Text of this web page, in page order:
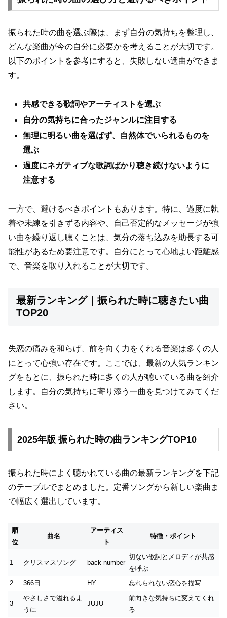
振られた時の曲を選ぶ際は、まず自分の気持ちを整理し、
どんな楽曲が今の自分に必要かを考えることが大切です。
以下のポイントを参考にすると、失敗しない選曲ができま
す。
共感できる歌詞やアーティストを選ぶ
自分の気持ちに合ったジャンルに注目する
無理に明るい曲を選ばず、自然体でいられるものを
選ぶ
過度にネガティブな歌詞ばかり聴き続けないように
注意する
一方で、避けるべきポイントもあります。特に、過度に執
着や未練を引きずる内容や、自己否定的なメッセージが強
い曲を繰り返し聴くことは、気分の落ち込みを助長する可
能性があるため要注意です。自分にとって心地よい距離感
で、音楽を取り入れることが大切です。
最新ランキング｜振られた時に聴きたい曲
TOP20
失恋の痛みを和らげ、前を向く力をくれる音楽は多くの人
にとって心強い存在です。ここでは、最新の人気ランキン
グをもとに、振られた時に多くの人が聴いている曲を紹介
します。自分の気持ちに寄り添う一曲を見つけてみてくだ
さい。
2025年版 振られた時の曲ランキングTOP10
振られた時によく聴かれている曲の最新ランキングを下記
のテーブルでまとめました。定番ソングから新しい楽曲ま
で幅広く選出しています。
順
位
曲名
アーティス
ト
特徴・ポイント
1 クリスマスソング back number
切ない歌詞とメロディが共感
を呼ぶ
2
366日 HY 忘れられない恋心を描写
3
やさしさで溢れるよ
うに
JUJU
前向きな気持ちに変えてくれ
る